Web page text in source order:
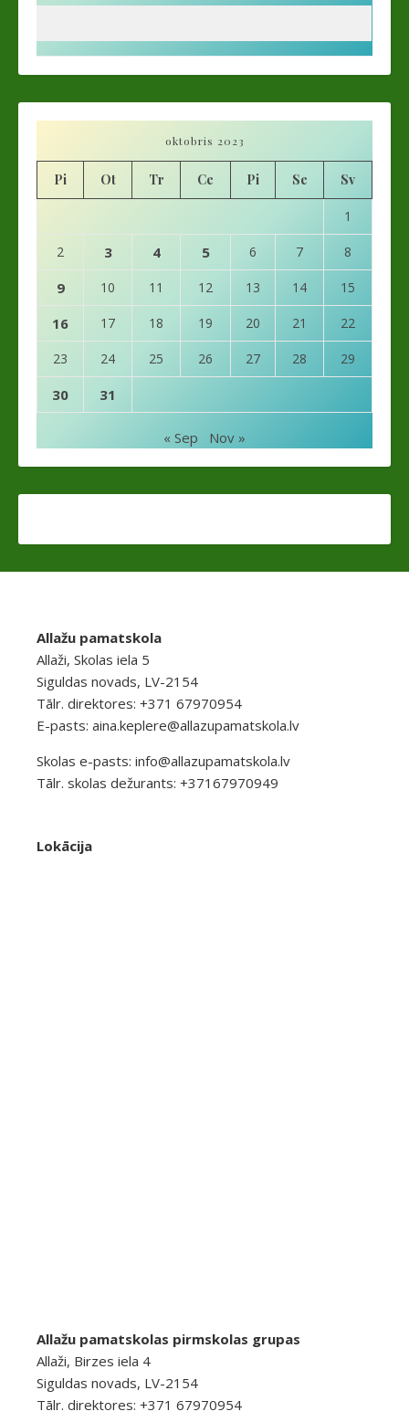
oktobris 2023
Pi Ot Tr Ce Pi Se Sv
1
2 3 4 5 6 7 8
9 10 11 12 13 14 15
16 17 18 19 20 21 22
23 24 25 26 27 28 29
30 31
« Sep Nov »
Allažu pamatskola
Allaži, Skolas iela 5
Siguldas novads, LV-2154
Tālr. direktores: +371 67970954
E-pasts: aina.keplere@allazupamatskola.lv
Skolas e-pasts: info@allazupamatskola.lv
Tālr. skolas dežurants: +37167970949
Lokācija
Allažu pamatskolas pirmskolas grupas
Allaži, Birzes iela 4
Siguldas novads, LV-2154
Tālr. direktores: +371 67970954